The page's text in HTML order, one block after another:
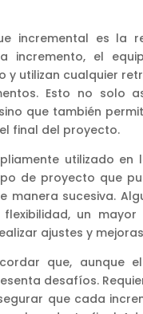
incremental es la
incremento, el
y utilizan cualquier
Esto no solo
que también
final del proyecto.
utilizado
de proyecto que
manera sucesiva.
un
ajustes y
que, aunque
desafíos.
que cada